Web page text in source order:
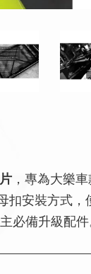
，專為大樂
扣安裝方式
必備升級配件